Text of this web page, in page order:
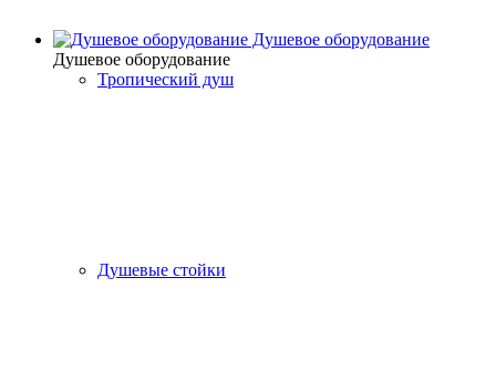
Душевое оборудование
Душевое оборудование
Тропический душ
Душевые стойки